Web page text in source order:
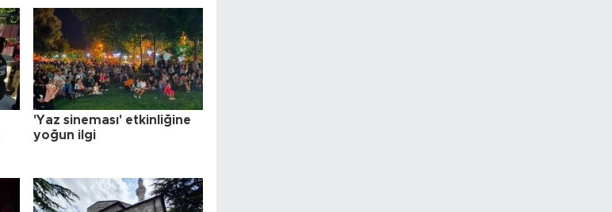
'Yaz sineması' etkinliğine
yoğun ilgi